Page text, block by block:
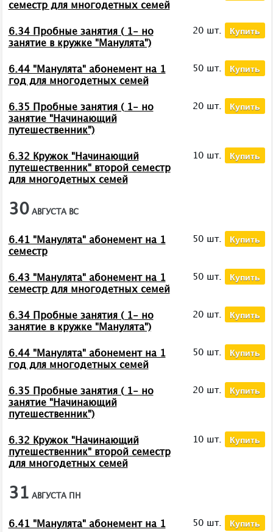
семестр для многодетных семей
6.34 Пробные занятия ( 1- но
занятие в кружке "Манулята")
20 шт. Купить
6.44 "Манулята" абонемент на 1
год для многодетных семей
50 шт. Купить
6.35 Пробные занятия ( 1- но
занятие "Начинающий
путешественник")
20 шт. Купить
6.32 Кружок "Начинающий
путешественник" второй семестр
для многодетных семей
10 шт. Купить
30АВГУСТА ВС
6.41 "Манулята" абонемент на 1
семестр
50 шт. Купить
6.43 "Манулята" абонемент на 1
семестр для многодетных семей
50 шт. Купить
6.34 Пробные занятия ( 1- но
занятие в кружке "Манулята")
20 шт. Купить
6.44 "Манулята" абонемент на 1
год для многодетных семей
50 шт. Купить
6.35 Пробные занятия ( 1- но
занятие "Начинающий
путешественник")
20 шт. Купить
6.32 Кружок "Начинающий
путешественник" второй семестр
для многодетных семей
10 шт. Купить
31 АВГУСТА ПН
6.41 "Манулята" абонемент на 1
50 шт. Купить